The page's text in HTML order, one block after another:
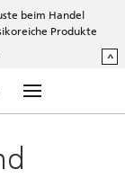
beim Handel
Produkte
^